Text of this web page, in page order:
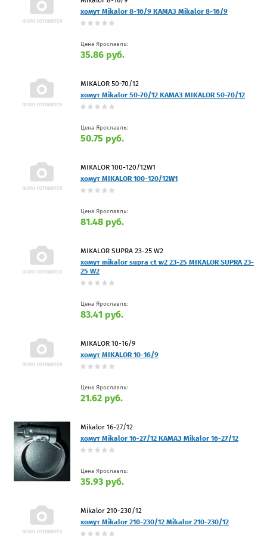
хомут Mikalor 8-16/9 КАМАЗ Mikalor 8-16/9
Цена Ярославль:
35.86 руб.
MIKALOR 50-70/12
хомут Mikalor 50-70/12 КАМАЗ MIKALOR 50-70/12
Цена Ярославль:
50.75 руб.
MIKALOR 100-120/12W1
хомут MIKALOR 100-120/12W1
Цена Ярославль:
81.48 руб.
MIKALOR SUPRA 23-25 W2
хомут mikalor supra ct w2 23-25 MIKALOR SUPRA 23-
25 W2
Цена Ярославль:
83.41 руб.
MIKALOR 10-16/9
хомут MIKALOR 10-16/9
Цена Ярославль:
21.62 руб.
Mikalor 16-27/12
хомут Mikalor 16-27/12 КАМАЗ Mikalor 16-27/12
Цена Ярославль:
35.93 руб.
Mikalor 210-230/12
хомут Mikalor 210-230/12 Mikalor 210-230/12